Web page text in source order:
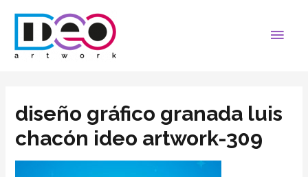
diseño gráfico granada luis
chacón ideo artwork-309